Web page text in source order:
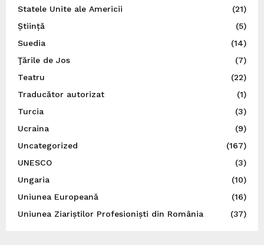
Statele Unite ale Americii
(21)
Știință
(5)
Suedia
(14)
Ţările de Jos
(7)
Teatru
(22)
Traducător autorizat
(1)
Turcia
(3)
Ucraina
(9)
Uncategorized
(167)
UNESCO
(3)
Ungaria
(10)
Uniunea Europeană
(16)
Uniunea Ziariștilor Profesioniști din România
(37)